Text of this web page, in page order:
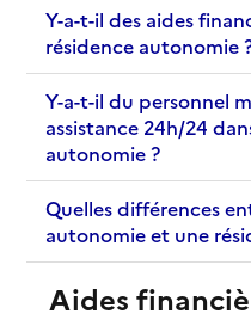
Y-a-t-il des aides
résidence autonomie
Y-a-t-il du personnel
assistance 24h/24
autonomie ?
Quelles différences
autonomie et une
Aides